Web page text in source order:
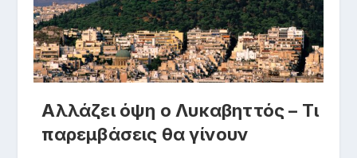
Αλλάζει όψη ο Λυκαβηττός – Τι
παρεμβάσεις θα γίνουν